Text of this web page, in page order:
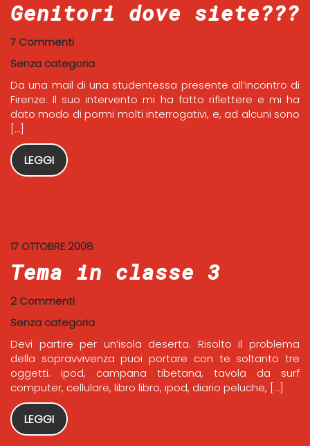
Genitori dove siete???
7 Commenti
Senza categoria
Da una mail di una studentessa presente all’incontro di
Firenze: Il suo intervento mi ha fatto riflettere e mi ha
dato modo di pormi molti interrogativi, e, ad alcuni sono
[…]
LEGGI
17 OTTOBRE 2008
Tema in classe 3
2 Commenti
Senza categoria
Devi partire per un’isola deserta. Risolto il problema
della sopravvivenza puoi portare con te soltanto tre
oggetti. ipod, campana tibetana, tavola da surf
computer, cellulare, libro libro, ipod, diario peluche, […]
LEGGI